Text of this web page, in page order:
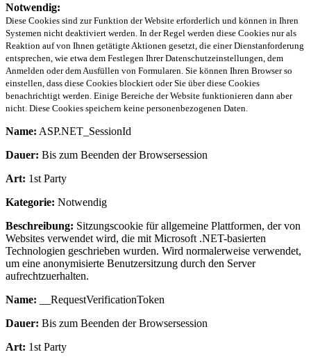
Notwendig:
Diese Cookies sind zur Funktion der Website erforderlich und können in Ihren
Systemen nicht deaktiviert werden. In der Regel werden diese Cookies nur als
Reaktion auf von Ihnen getätigte Aktionen gesetzt, die einer Dienstanforderung
entsprechen, wie etwa dem Festlegen Ihrer Datenschutzeinstellungen, dem
Anmelden oder dem Ausfüllen von Formularen. Sie können Ihren Browser so
einstellen, dass diese Cookies blockiert oder Sie über diese Cookies
benachrichtigt werden. Einige Bereiche der Website funktionieren dann aber
nicht. Diese Cookies speichern keine personenbezogenen Daten.
Name: ASP.NET_SessionId
Dauer: Bis zum Beenden der Browsersession
Art: 1st Party
Kategorie: Notwendig
Beschreibung: Sitzungscookie für allgemeine Plattformen, der von
Websites verwendet wird, die mit Microsoft .NET-basierten
Technologien geschrieben wurden. Wird normalerweise verwendet,
um eine anonymisierte Benutzersitzung durch den Server
aufrechtzuerhalten.
Name: __RequestVerificationToken
Dauer: Bis zum Beenden der Browsersession
Art: 1st Party